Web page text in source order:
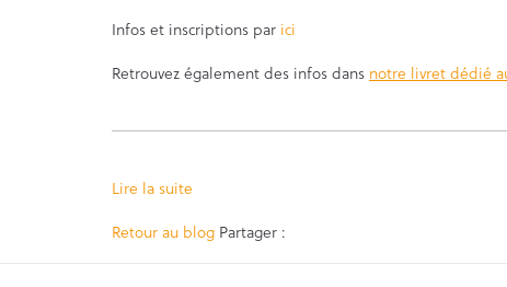
Infos et inscriptions par ici
Retrouvez également des infos dans notre livret dédié
Lire la suite
Retour au blog Partager :